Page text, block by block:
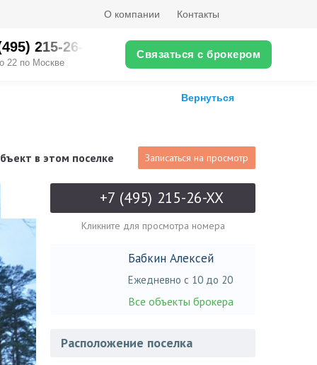
О компании Контакты
215-26-XX
22 по Москве
Связаться с брокером
Вернуться
в этом поселке Записаться на просмотр
+7 (495) 215-26-XX
Кликните для просмотра номера
Бабкин Алексей
Ежедневно с 10 до 20
Все объекты брокера
Расположение поселка